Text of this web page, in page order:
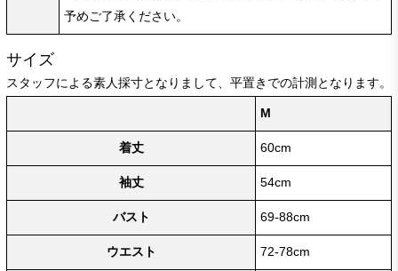
予めご了承ください。
サイズ
スタッフによる素人採寸となりまして、平置きでの計測となります。
M
着丈 60cm
袖丈 54cm
バスト 69-88cm
ウエスト 72-78cm